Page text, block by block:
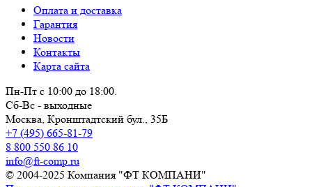
Оплата и доставка
Гарантия
Новости
Контакты
Карта сайта
Пн-Пт с 10:00 до 18:00.
Сб-Вс - выходные
Москва, Кронштадтский бул., 35Б
+7 (495) 665-81-79
8 800 550 86 10
info@ft-comp.ru
© 2004-2025 Компания "ФТ КОМПАНИ"